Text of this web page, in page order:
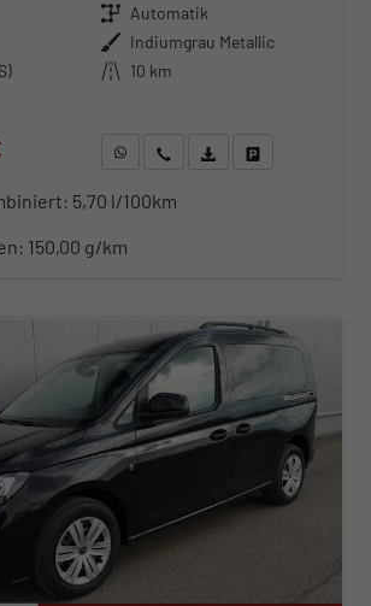
Getriebe Automatik
Außenfarbe Indiumgrau Metallic
Kilometerstand 10 km
WhatsApp anfragen
Wir rufen Sie anFahrzeugexposé (PDF)
5,70 l/100km
150,00 g/km